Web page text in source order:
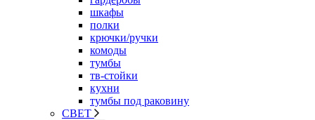
шкафы
полки
крючки/ручки
комоды
тумбы
тв-стойки
кухни
тумбы под раковину
СВЕТ